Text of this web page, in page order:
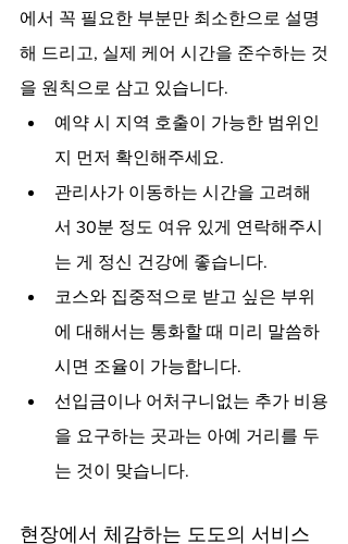
에서 꼭 필요한 부분만 최소한으로 설명
해 드리고, 실제 케어 시간을 준수하는 것
을 원칙으로 삼고 있습니다.
예약 시 지역 호출이 가능한 범위인
지 먼저 확인해주세요.
관리사가 이동하는 시간을 고려해
서 30분 정도 여유 있게 연락해주시
는 게 정신 건강에 좋습니다.
코스와 집중적으로 받고 싶은 부위
에 대해서는 통화할 때 미리 말씀하
시면 조율이 가능합니다.
선입금이나 어처구니없는 추가 비용
을 요구하는 곳과는 아예 거리를 두
는 것이 맞습니다.
현장에서 체감하는 도도의 서비스